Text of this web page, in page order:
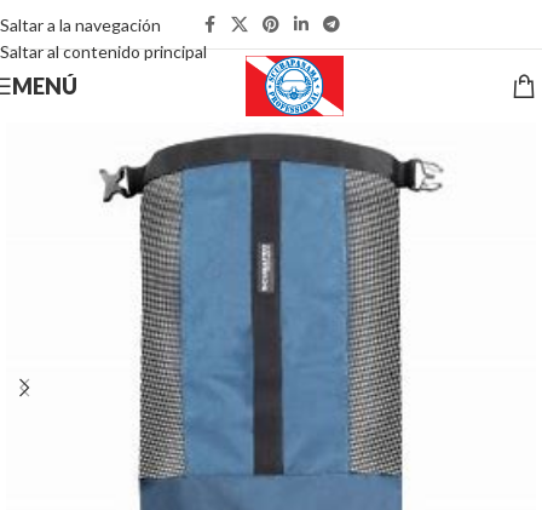
Saltar a la navegación
Saltar al contenido principal
MENÚ